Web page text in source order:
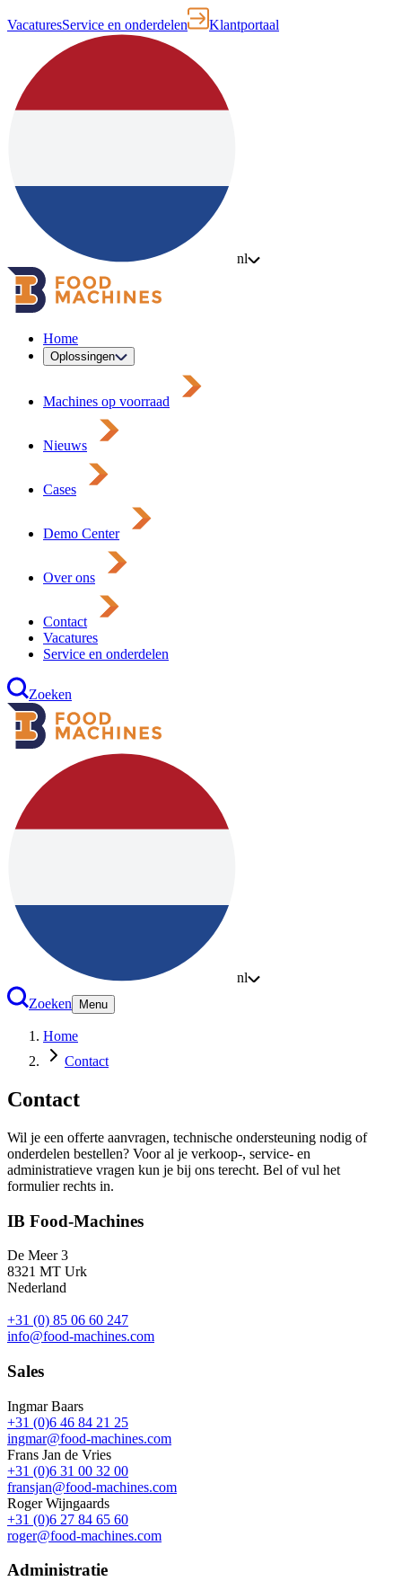
VacaturesService en onderdelen Klantportaal
nl
Home
Oplossingen
Machines op voorraad
Nieuws
Cases
Demo Center
Over ons
Contact
Vacatures
Service en onderdelen
Zoeken
nl
Zoeken
Menu
Home
Contact
Contact
Wil je een offerte aanvragen, technische ondersteuning nodig of
onderdelen bestellen? Voor al je verkoop-, service- en
administratieve vragen kun je bij ons terecht. Bel of vul het
formulier rechts in.
IB Food-Machines
De Meer 3
8321 MT Urk
Nederland
+31 (0) 85 06 60 247
info@food-machines.com
Sales
Ingmar Baars
+31 (0)6 46 84 21 25
ingmar@food-machines.com
Frans Jan de Vries
+31 (0)6 31 00 32 00
fransjan@food-machines.com
Roger Wijngaards
+31 (0)6 27 84 65 60
roger@food-machines.com
Administratie